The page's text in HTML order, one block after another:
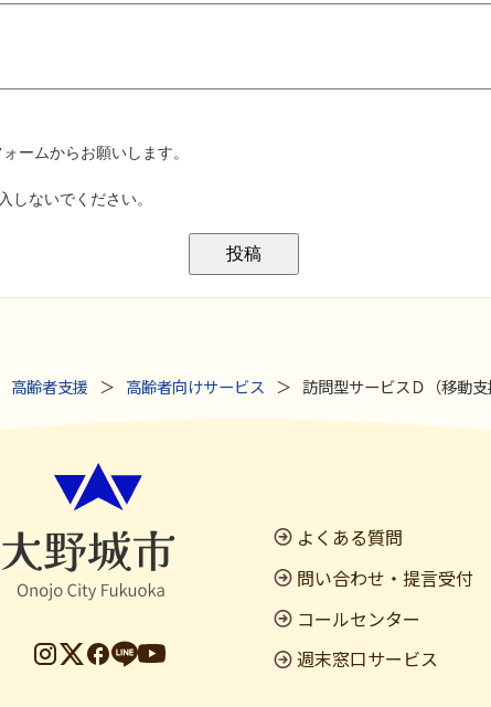
高齢者支援 高齢者向けサービス 訪問型サービスＤ（移動
よくある質問
問い合わせ・提言受付
コールセンター
週末窓口サービス